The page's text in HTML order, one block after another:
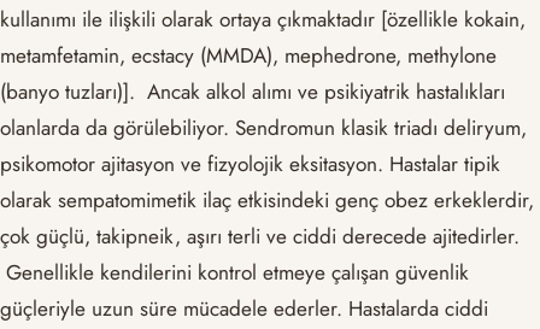
kullanımı ile ilişkili olarak ortaya çıkmaktadır [özellikle kokain,
metamfetamin, ecstacy (MMDA), mephedrone, methylone
(banyo tuzları)]. Ancak alkol alımı ve psikiyatrik hastalıkları
olanlarda da görülebiliyor. Sendromun klasik triadı deliryum,
psikomotor ajitasyon ve fizyolojik eksitasyon. Hastalar tipik
olarak sempatomimetik ilaç etkisindeki genç obez erkeklerdir,
çok güçlü, takipneik, aşırı terli ve ciddi derecede ajitedirler.
Genellikle kendilerini kontrol etmeye çalışan güvenlik
güçleriyle uzun süre mücadele ederler. Hastalarda ciddi